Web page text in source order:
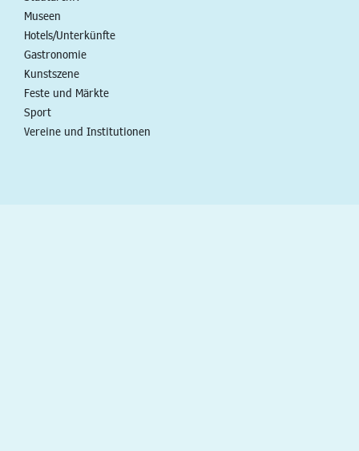
Museen
Hotels/Unterkünfte
Gastronomie
Kunstszene
Feste und Märkte
Sport
Vereine und Institutionen